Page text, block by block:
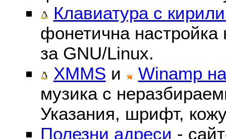
Клавиатура с
фонетична
за GNU/Linux.
XMMS и
Winamp
музика с
Указания, шрифт,
Полезни адреси -